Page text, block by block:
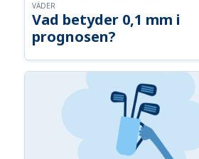
Vad betyder 0,1 mm i
prognosen?
VÄDER